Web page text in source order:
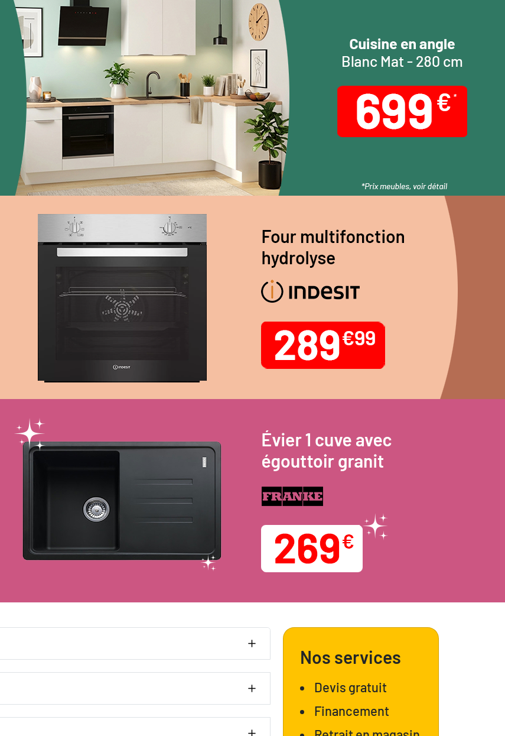
Nos services
Devis gratuit
Financement